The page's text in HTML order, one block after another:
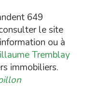
649
le site
ou à
Tremblay
immobiliers.